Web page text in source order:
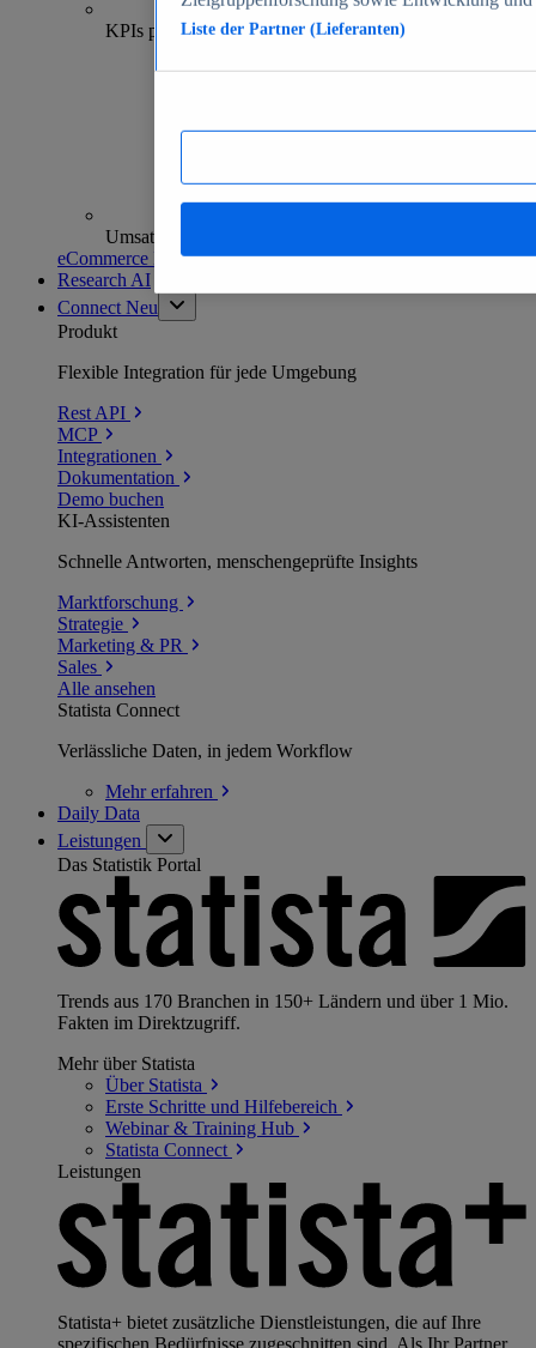
70+
KPIs pro Shop
Umsatzanalysen und -prognosen
eCommerce Insights entdecken
Research AI
Connect Neu
Produkt
Flexible Integration für jede Umgebung
Rest API
MCP
Integrationen
Dokumentation
Demo buchen
KI-Assistenten
Schnelle Antworten, menschengeprüfte Insights
Marktforschung
Strategie
Marketing & PR
Sales
Alle ansehen
Statista Connect
Verlässliche Daten, in jedem Workflow
Mehrerfahren
Daily Data
Leistungen
Das Statistik Portal
Trends aus 170 Branchen in 150+ Ländern und über 1 Mio.
Fakten im Direktzugriff.
Mehr über Statista
Über Statista
Erste Schritte und Hilfebereich
Webinar & Training Hub
Statista Connect
Leistungen
Statista+ bietet zusätzliche Dienstleistungen, die auf Ihre
spezifischen Bedürfnisse zugeschnitten sind. Als Ihr Partner
Liste der Partner (Lieferanten)